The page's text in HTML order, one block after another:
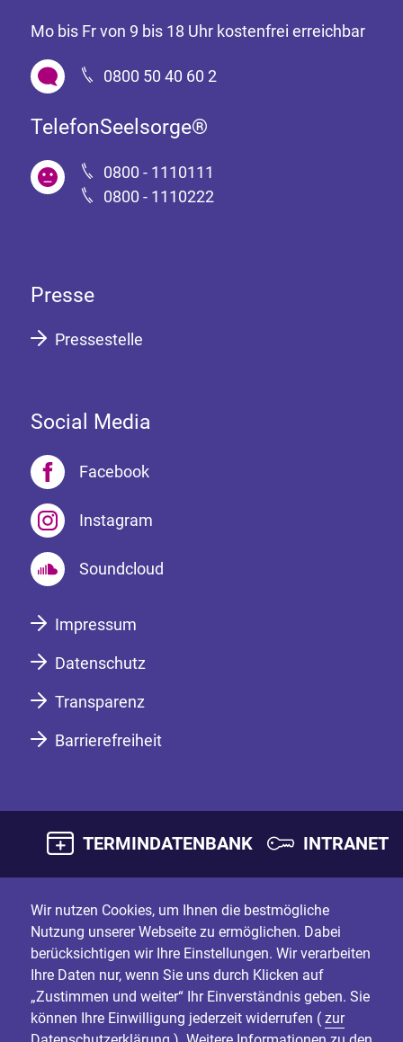
Mo bis Fr von 9 bis 18 Uhr kostenfrei erreichbar
0800 50 40 60 2
TelefonSeelsorge®
0800 - 1110111
0800 - 1110222
Presse
Pressestelle
Social Media
Facebook
Instagram
Soundcloud
Impressum
Datenschutz
Transparenz
Barrierefreiheit
TERMINDATENBANK INTRANET
Wir nutzen Cookies, um Ihnen die bestmögliche
Nutzung unserer Webseite zu ermöglichen. Dabei
berücksichtigen wir Ihre Einstellungen. Wir verarbeiten
Ihre Daten nur, wenn Sie uns durch Klicken auf
„Zustimmen und weiter“ Ihr Einverständnis geben. Sie
können Ihre Einwilligung jederzeit widerrufen ( zur